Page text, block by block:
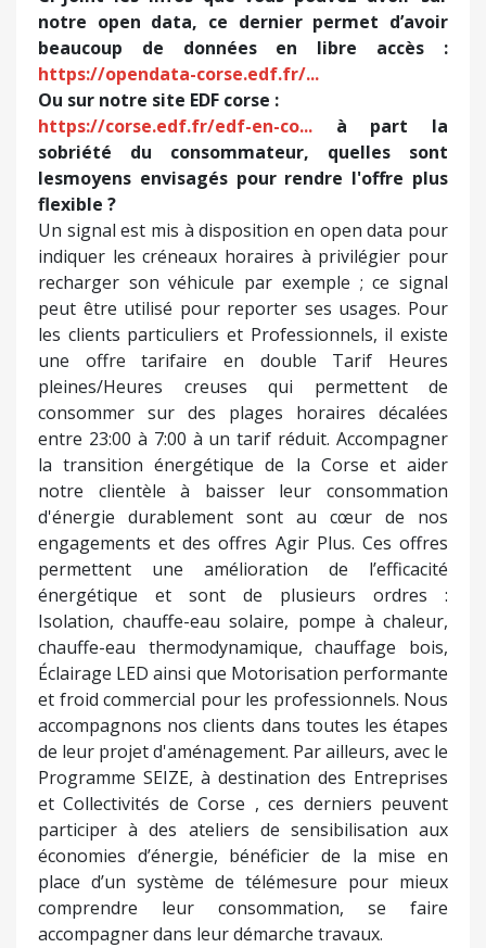
notre open data, ce dernier permet d’avoir
beaucoup de données en libre accès :
https://opendata-corse.edf.fr/...
Ou sur notre site EDF corse :
https://corse.edf.fr/edf-en-co... à part la
sobriété du consommateur, quelles sont
lesmoyens envisagés pour rendre l'offre plus
flexible ?
Un signal est mis à disposition en open data pour
indiquer les créneaux horaires à privilégier pour
recharger son véhicule par exemple ; ce signal
peut être utilisé pour reporter ses usages. Pour
les clients particuliers et Professionnels, il existe
une offre tarifaire en double Tarif Heures
pleines/Heures creuses qui permettent de
consommer sur des plages horaires décalées
entre 23:00 à 7:00 à un tarif réduit. Accompagner
la transition énergétique de la Corse et aider
notre clientèle à baisser leur consommation
d'énergie durablement sont au cœur de nos
engagements et des offres Agir Plus. Ces offres
permettent une amélioration de l’efficacité
énergétique et sont de plusieurs ordres :
Isolation, chauffe-eau solaire, pompe à chaleur,
chauffe-eau thermodynamique, chauffage bois,
Éclairage LED ainsi que Motorisation performante
et froid commercial pour les professionnels. Nous
accompagnons nos clients dans toutes les étapes
de leur projet d'aménagement. Par ailleurs, avec le
Programme SEIZE, à destination des Entreprises
et Collectivités de Corse , ces derniers peuvent
participer à des ateliers de sensibilisation aux
économies d’énergie, bénéficier de la mise en
place d’un système de télémesure pour mieux
comprendre leur consommation, se faire
accompagner dans leur démarche travaux.